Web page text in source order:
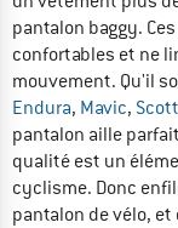
pantalon baggy.
confortables et ne
mouvement. Qu'il
Endura, Mavic, Scott
pantalon aille
qualité est un
cyclisme. Donc
pantalon de vélo,